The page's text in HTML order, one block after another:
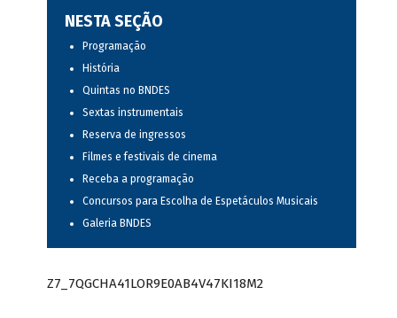
NESTA SEÇÃO
Programação
História
Quintas no BNDES
Sextas instrumentais
Reserva de ingressos
Filmes e festivais de cinema
Receba a programação
Concursos para Escolha de Espetáculos Musicais
Galeria BNDES
Z7_7QGCHA41LOR9E0AB4V47KI18M2